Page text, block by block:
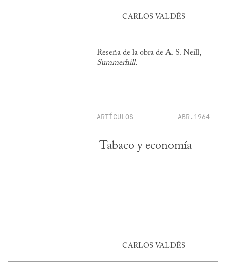
CARLOS VALDÉS
Reseña de la obra de A. S. Neill,
Summerhill.
ARTÍCULOS ABR.1964
Tabaco y economía
CARLOS VALDÉS